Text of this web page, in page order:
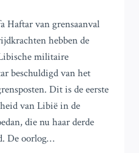
Haftar van grensaanval
hebben de
militaire
beschuldigd van het
Dit is de eerste
van Libië in de
die nu haar derde
De oorlog…